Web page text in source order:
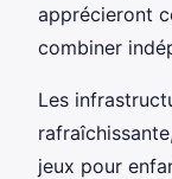
apprécieront
combiner
Les
jeux pour